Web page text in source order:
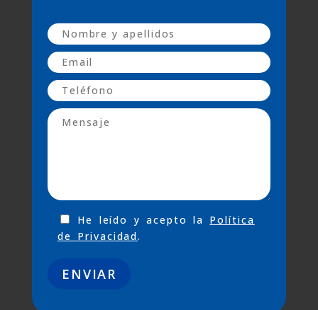
He leído y acepto la Política
de Privacidad.